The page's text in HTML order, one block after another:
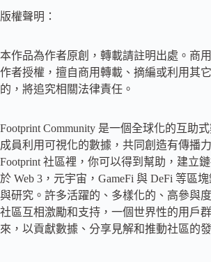
版權聲明：
本作品為作者原創，轉載請註明出處。商
作者授權，擅自商用轉載、摘編或利用其
的，將追究相關法律責任。
Footprint Community 是一個全球化的互助式
成員利用可視化的數據，共同創造有傳播
Footprint 社區裡，你可以得到幫助，建立
於 Web 3，元宇宙，GameFi 與 DeFi 等區
與研究。許多活躍的、多樣化的、高參與
社區互相激勵和支持，一個世界性的用戶
來，以貢獻數據、分享見解和推動社區的發